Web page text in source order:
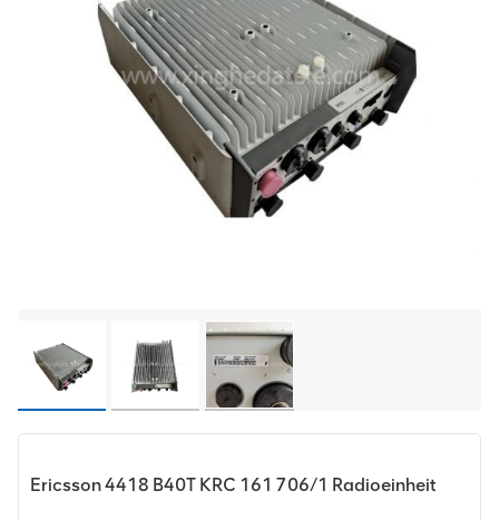
Ericsson 4418 B40T KRC 161 706/1 Radioeinheit